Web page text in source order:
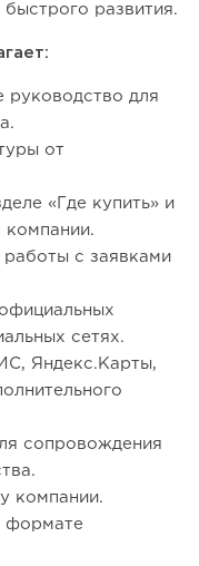
развития.
руководство для
от
«Где купить» и
компании.
работы с заявками
сетях.
Яндекс.Карты,
сопровождения
компании.
формате